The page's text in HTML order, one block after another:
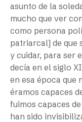
asunto de la
mucho que ver
como persona
patriarcal] de que
y cuidar, para ser
decía en el siglo
en esa época que
éramos capaces
fuimos capaces
han sido